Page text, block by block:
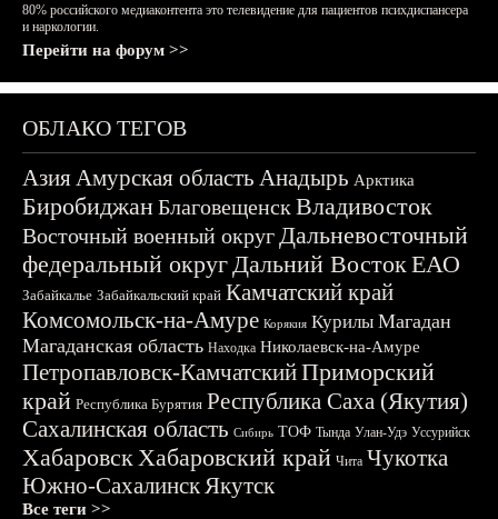
80% российского медиаконтента это телевидение для пациентов психдиспансера
и наркологии.
Перейти на форум >>
ОБЛАКО ТЕГОВ
АзияАмурская область Анадырь Арктика
БиробиджанБлаговещенскВладивосток
Восточный военный округДальневосточный
федеральный округДальний ВостокЕАО
Забайкалье Забайкальский край Камчатский край
Комсомольск-на-Амуре Корякия Курилы Магадан
Магаданская область Находка Николаевск-на-Амуре
Петропавловск-КамчатскийПриморский
край Республика Бурятия Республика Саха (Якутия)
Сахалинская область Сибирь ТОФ Тында Улан-Удэ Уссурийск
ХабаровскХабаровский край Чита Чукотка
Южно-СахалинскЯкутск
Все теги >>